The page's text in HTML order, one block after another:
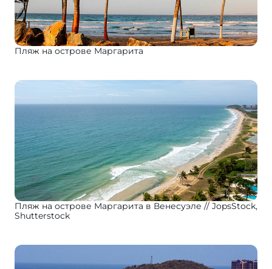
Пляж на острове Маргарита
Пляж на острове Маргарита в Венесуэле
JopsStock,
Shutterstock